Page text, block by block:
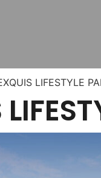
LIFESTYLE